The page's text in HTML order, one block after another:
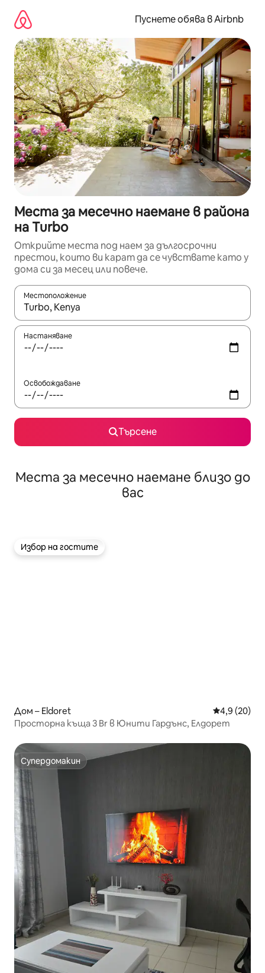
съдържанието
Пуснете обява в Airbnb
Места за месечно наемане в района
на Turbo
Открийте места под наем за дългосрочни
престои, които ви карат да се чувствате като у
дома си за месец или повече.
Местоположение
Когато резултатите се покажат, използвайте
Настаняване
Освобождаване
Търсене
Места за месечно наемане близо до
вас
Избор на гостите
Избор на гостите
Дом – Eldoret Средна
4,9 (20)
Просторна къща 3 Br в Юнити Гардънс, Елдорет
Супердомакин
Супердомакин